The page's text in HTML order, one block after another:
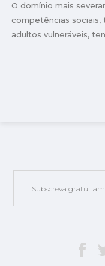
O domínio mais
competências
adultos vulneráveis,